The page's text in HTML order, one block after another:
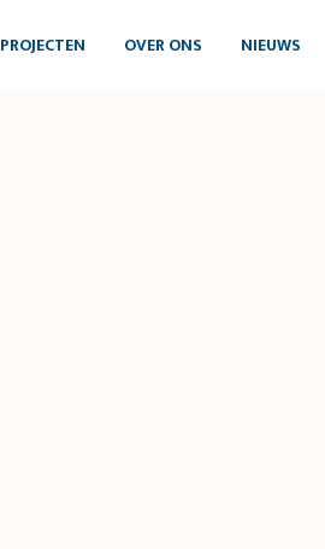
PROJECTEN OVER ONS NIEUWS